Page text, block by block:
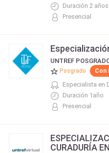
Duración 2 años
Presencial
UNTREF
Posgrado Con
Especialista en
Duración 1año
Presencial
CURADURÍA